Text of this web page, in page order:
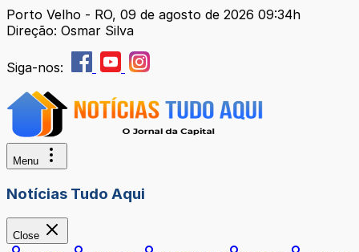
Porto Velho - RO, 09 de agosto de 2026 09:34h
Direção: Osmar Silva
Siga-nos:
Menu
Notícias Tudo Aqui
Close